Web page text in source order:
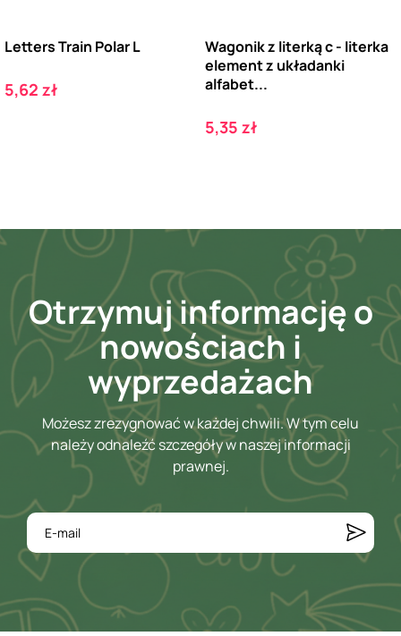
Letters Train Polar L
Cena
5,62 zł
Wagonik z literką c - literka
element z układanki
alfabet...
Cena
5,35 zł
Otrzymuj informację o
nowościach i
wyprzedażach
Możesz zrezygnować w każdej chwili. W tym celu
należy odnaleźć szczegóły w naszej informacji
prawnej.